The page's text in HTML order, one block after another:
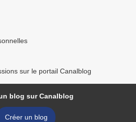
sur le portail Canalblog
blog sur Canalblog
Créer un blog